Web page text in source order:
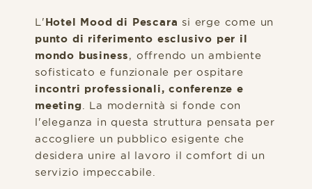
L'Hotel Mood di Pescara si erge come un
punto di riferimento esclusivo per il
mondo business, offrendo un ambiente
sofisticato e funzionale per ospitare
incontri professionali, conferenze e
meeting . La modernità si fonde con
l'eleganza in questa struttura pensata per
accogliere un pubblico esigente che
desidera unire al lavoro il comfort di un
servizio impeccabile.